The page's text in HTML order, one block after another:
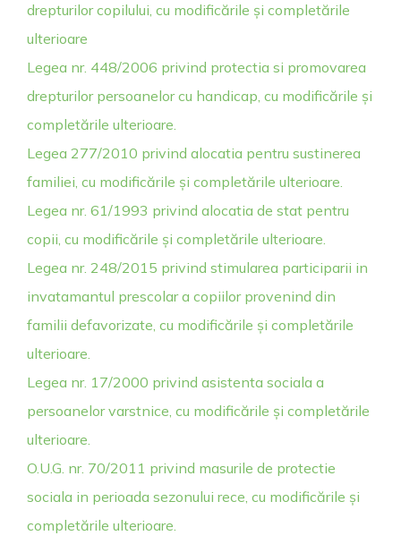
drepturilor copilului, cu modificările și completările
ulterioare
Legea nr. 448/2006 privind protectia si promovarea
drepturilor persoanelor cu handicap, cu modificările și
completările ulterioare.
Legea 277/2010 privind alocatia pentru sustinerea
familiei, cu modificările și completările ulterioare.
Legea nr. 61/1993 privind alocatia de stat pentru
copii, cu modificările și completările ulterioare.
Legea nr. 248/2015 privind stimularea participarii in
invatamantul prescolar a copiilor provenind din
familii defavorizate, cu modificările și completările
ulterioare.
Legea nr. 17/2000 privind asistenta sociala a
persoanelor varstnice, cu modificările și completările
ulterioare.
O.U.G. nr. 70/2011 privind masurile de protectie
sociala in perioada sezonului rece, cu modificările și
completările ulterioare.